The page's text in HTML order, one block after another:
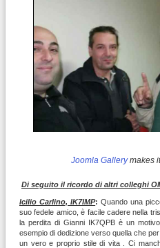
Joomla Gallerymakes
Di seguito il ricordo di altri colleghi
Icilio Carlino, IK7IMP:Quando una
suo fedele amico, è facile cadere nella
la perdita di Gianni IK7QPB è un
esempio di dedizione verso quella che
un vero e proprio stile di vita . Ci